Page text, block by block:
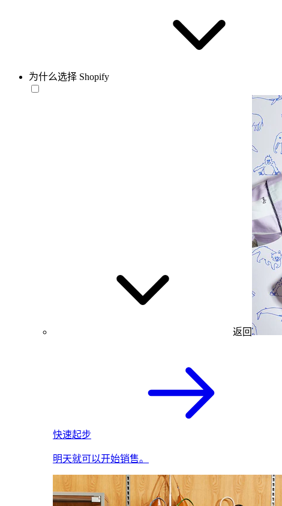
为什么选择 Shopify
返回
快速起步
明天就可以开始销售。